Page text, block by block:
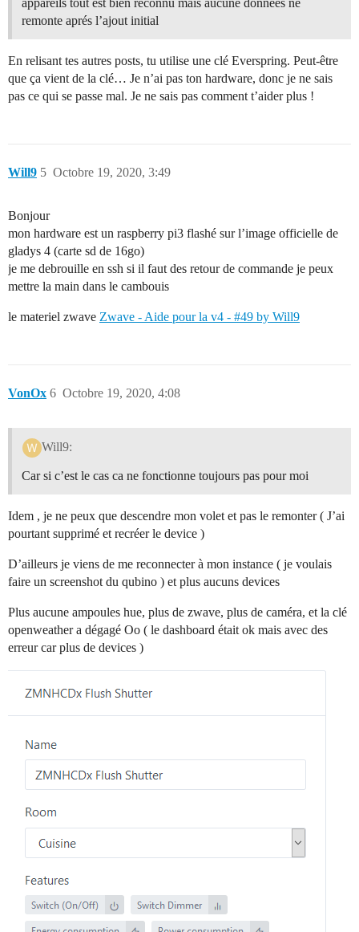
remonte aprés l’ajout initial
En relisant tes autres posts, tu utilise une clé Everspring. Peut-être
que ça vient de la clé… Je n’ai pas ton hardware, donc je ne sais
pas ce qui se passe mal. Je ne sais pas comment t’aider plus !
Will9 Octobre 19, 2020, 3:49
5
Bonjour
mon hardware est un raspberry pi3 flashé sur l’image officielle de
gladys 4 (carte sd de 16go)
je me debrouille en ssh si il faut des retour de commande je peux
mettre la main dans le cambouis
le materiel zwave Zwave - Aide pour la v4 - #49 by Will9
VonOx Octobre 19, 2020, 4:08
6
Will9:
Car si c’est le cas ca ne fonctionne toujours pas pour moi
Idem , je ne peux que descendre mon volet et pas le remonter ( J’ai
pourtant supprimé et recréer le device )
D’ailleurs je viens de me reconnecter à mon instance ( je voulais
faire un screenshot du qubino ) et plus aucuns devices
Plus aucune ampoules hue, plus de zwave, plus de caméra, et la clé
openweather a dégagé Oo ( le dashboard était ok mais avec des
erreur car plus de devices )